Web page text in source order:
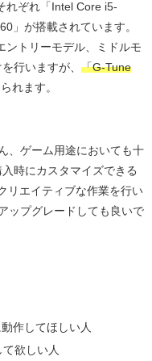
れぞれ「Intel Core i5-
」が搭載されています。
ントリーモデル、ミドルモ
行いますが、 「G-Tune
れます。
、ゲーム用途においても十
時にカスタマイズできる
リエイティブな作業を行い
ップグレードしても良いで
作してほしい人
欲しい人